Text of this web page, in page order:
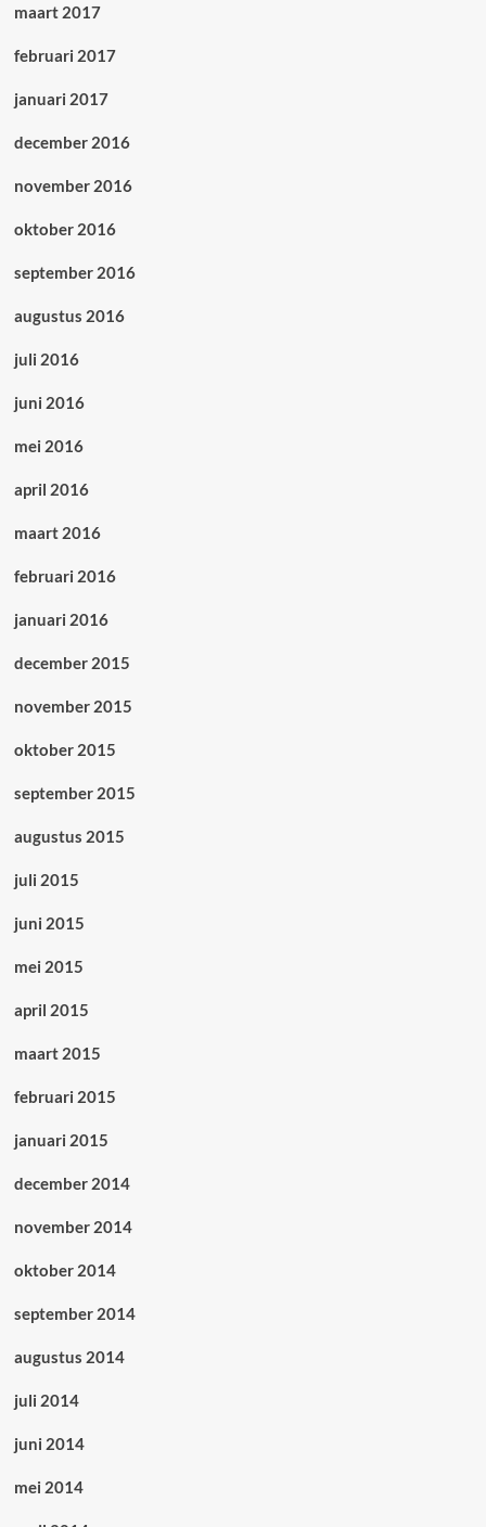
maart 2017
februari 2017
januari 2017
december 2016
november 2016
oktober 2016
september 2016
augustus 2016
juli 2016
juni 2016
mei 2016
april 2016
maart 2016
februari 2016
januari 2016
december 2015
november 2015
oktober 2015
september 2015
augustus 2015
juli 2015
juni 2015
mei 2015
april 2015
maart 2015
februari 2015
januari 2015
december 2014
november 2014
oktober 2014
september 2014
augustus 2014
juli 2014
juni 2014
mei 2014